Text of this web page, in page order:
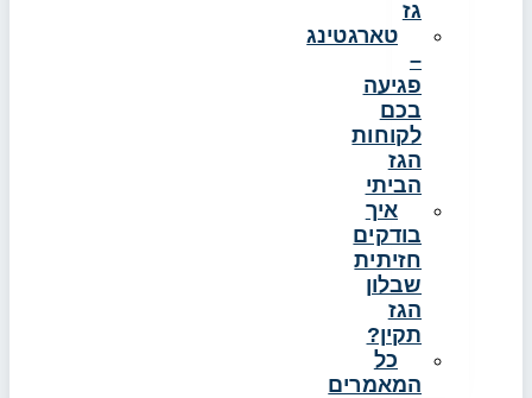
גז
טארגטינג
–
פגיעה
בכם
לקוחות
הגז
הביתי
איך
בודקים
חזיתית
שבלון
הגז
תקין?
כל
המאמרים